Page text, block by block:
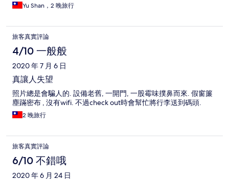
Yu Shan，2 晚旅行
旅客真實評論
4/10 一般般
2020 年 7 月 6 日
真讓人失望
照片總是會騙人的. 設備老舊, 一開門, 一股霉味撲鼻而來. 假窗簾
塵蹣密布 , 沒有wifi. 不過check out時會幫忙將行李送到碼頭.
2 晚旅行
旅客真實評論
6/10 不錯哦
2020 年 6 月 24 日